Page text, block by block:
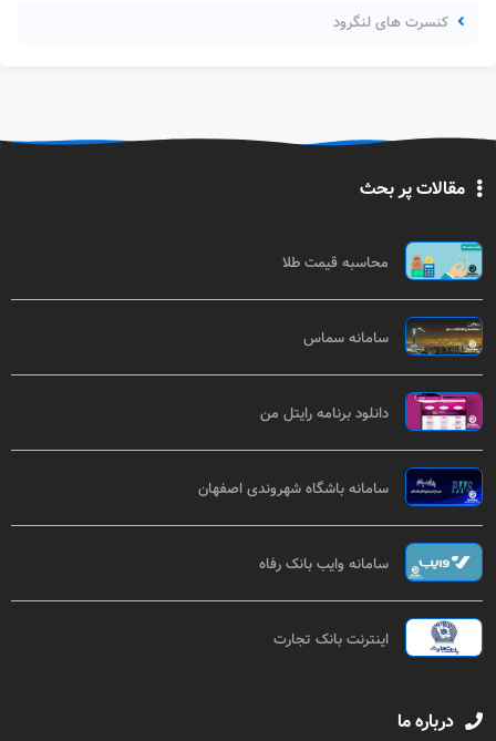
کنسرت های لنگرود
مقالات پر بحث
محاسبه قیمت طلا
سامانه سماس
دانلود برنامه رایتل من
سامانه باشگاه شهروندی اصفهان
سامانه وایب بانک رفاه
اینترنت بانک تجارت
درباره ما